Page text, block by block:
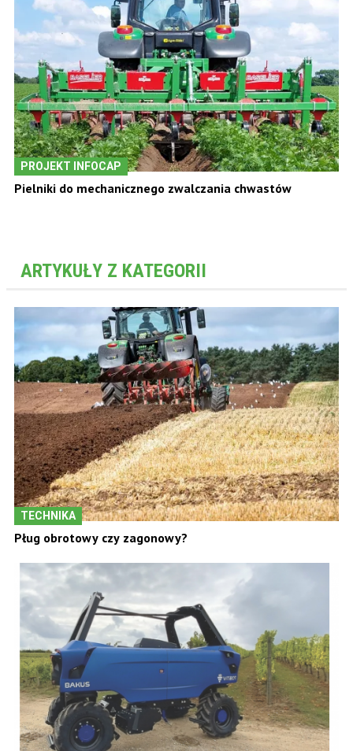
PROJEKT INFOCAP
Pielniki do mechanicznego zwalczania chwastów
ARTYKUŁY Z KATEGORII
TECHNIKA
Pług obrotowy czy zagonowy?